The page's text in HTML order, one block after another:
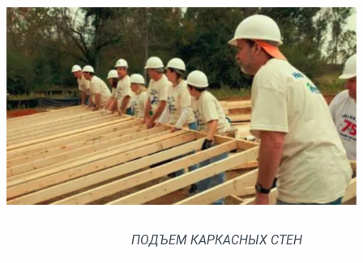
ПОДЪЕМ КАРКАСНЫХ СТЕН